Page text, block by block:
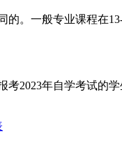
。一般专业课程在
考2023年自学考试